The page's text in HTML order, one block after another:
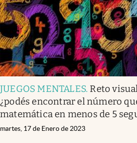
JUEGOS MENTALES. Reto
¿podés encontrar el número
matemática en menos de 5
martes, 17 de Enero de 2023